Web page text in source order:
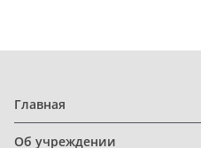
Главная
Об учреждении